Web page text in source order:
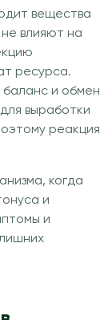
вещества
влияют на
ресурса.
и обмен
выработки
реакция
когда
и
и